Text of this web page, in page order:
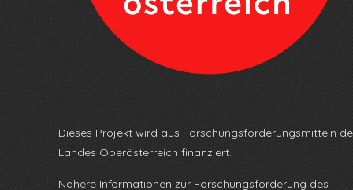
Dieses Projekt wird aus Forschungsförderungsmitteln
Landes Oberösterreich finanziert.
Nähere Informationen zur Forschungsförderung des